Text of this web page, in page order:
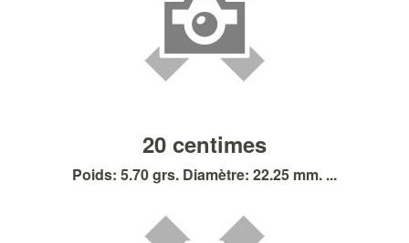
20 centimes
Poids: 5.70 grs. Diamètre: 22.25 mm. ...